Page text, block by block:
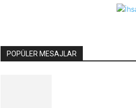
POPÜLER MESAJLAR